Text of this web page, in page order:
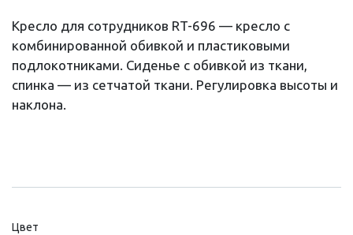
Кресло для сотрудников RT-696 — кресло с
комбинированной обивкой и пластиковыми
подлокотниками. Сиденье с обивкой из ткани,
спинка — из сетчатой ткани. Регулировка высоты и
наклона.
Цвет